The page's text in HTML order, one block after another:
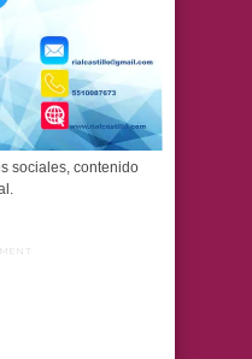
sociales, contenido